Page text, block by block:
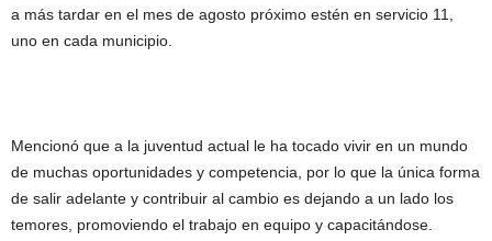
a más tardar en el mes de agosto próximo estén en servicio 11,
uno en cada municipio.
Mencionó que a la juventud actual le ha tocado vivir en un mundo
de muchas oportunidades y competencia, por lo que la única forma
de salir adelante y contribuir al cambio es dejando a un lado los
temores, promoviendo el trabajo en equipo y capacitándose.